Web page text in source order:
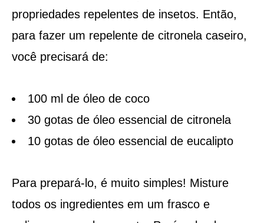
propriedades repelentes de insetos. Então,
para fazer um repelente de citronela caseiro,
você precisará de:
100 ml de óleo de coco
30 gotas de óleo essencial de citronela
10 gotas de óleo essencial de eucalipto
Para prepará-lo, é muito simples! Misture
todos os ingredientes em um frasco e